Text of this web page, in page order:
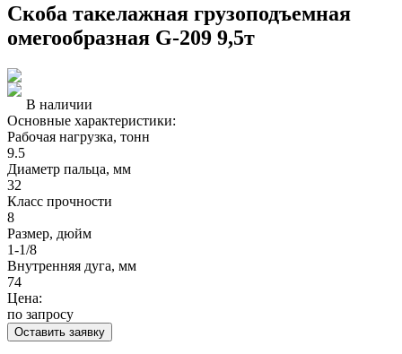
Скоба такелажная грузоподъемная
омегообразная G-209 9,5т
В наличии
Основные характеристики:
Рабочая нагрузка, тонн
9.5
Диаметр пальца, мм
32
Класс прочности
8
Размер, дюйм
1-1/8
Внутренняя дуга, мм
74
Цена:
по запросу
Оставить заявку